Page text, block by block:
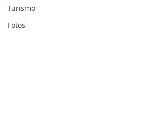
Turismo
Fotos